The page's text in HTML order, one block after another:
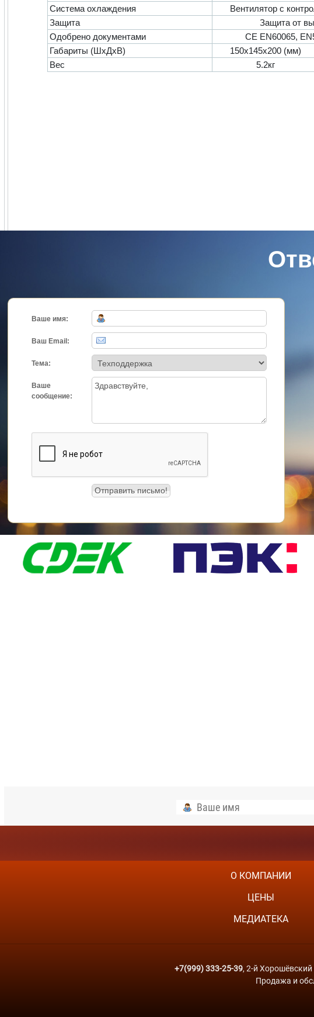
Система охлаждения
Вентилятор с
Защита
Защита от
Одобрено документами
CE EN60065,
Габариты (ШхДхВ)
150x145x200 (мм)
Вес
5.2кг
Ваше имя:
Ваш Email:
Тема:
Ваше
сообщение:
О КОМПАНИИ
ЦЕНЫ
МЕДИАТЕКА
+7(999) 333-25-39, 2-й Хорошёвский
Продажа и